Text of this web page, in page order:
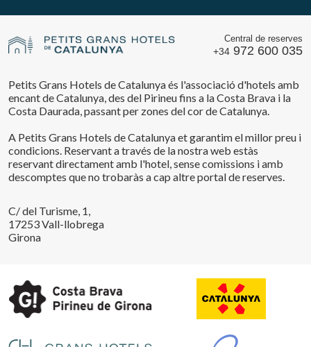
Central de reserves
+34 972 600 035
Petits Grans Hotels de Catalunya és l'associació d'hotels amb
encant de Catalunya, des del Pirineu fins a la Costa Brava i la
Costa Daurada, passant per zones del cor de Catalunya.
A Petits Grans Hotels de Catalunya et garantim el millor preu i
condicions. Reservant a través de la nostra web estàs
reservant directament amb l'hotel, sense comissions i amb
descomptes que no trobaràs a cap altre portal de reserves.
C/ del Turisme, 1,
17253 Vall-llobrega
Girona